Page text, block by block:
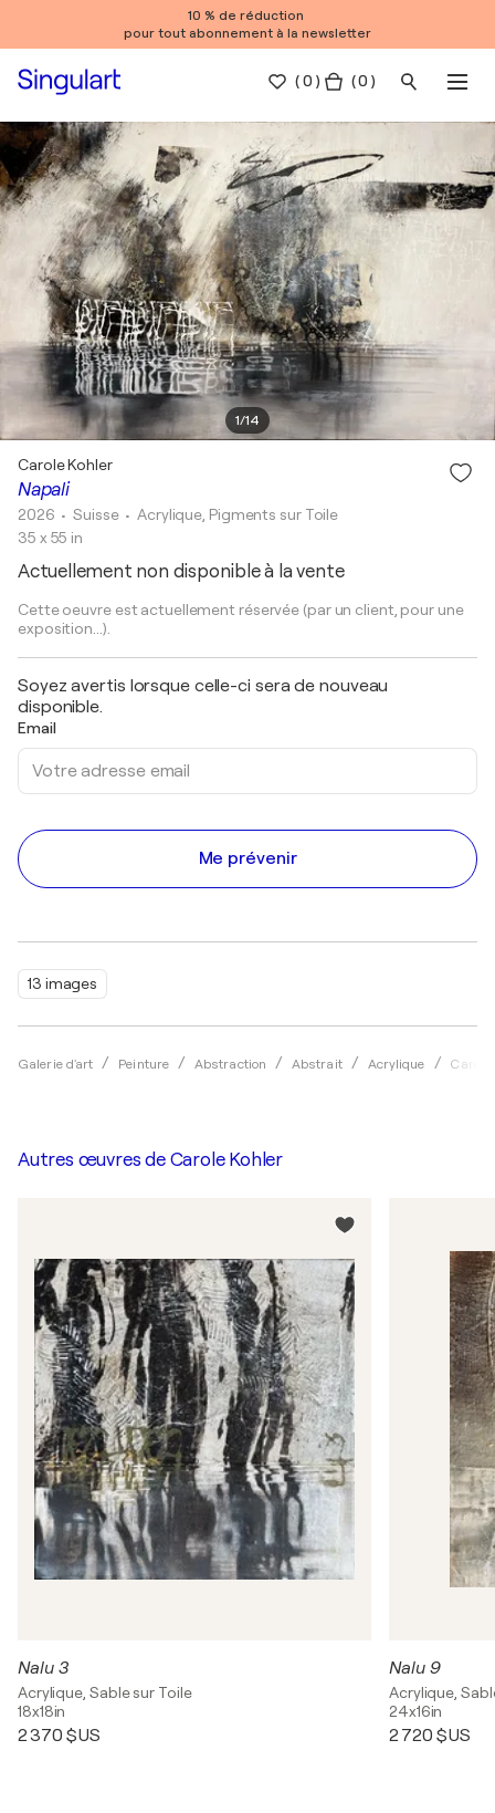
10 % de réduction
pour tout abonnement à la newsletter
(0 ) ( 0 )
1/14
13 images
Galerie d'art Peinture Abstraction Abstrait Acrylique Carole
Napali
Carole Kohler
2026 • Suisse •Acrylique, Pigments sur Toile
35 x 55 in
Actuellement non disponible à la vente
Cette oeuvre est actuellement réservée (par un client, pour une
exposition...).
Soyez avertis lorsque celle-ci sera de nouveau
disponible.
Email
Me prévenir
Autres œuvres de Carole Kohler
Nalu 3
Acrylique, Sable sur Toile
18x18in
2 370 $US
Nalu 9
Acrylique,
24x16in
2 720 $US